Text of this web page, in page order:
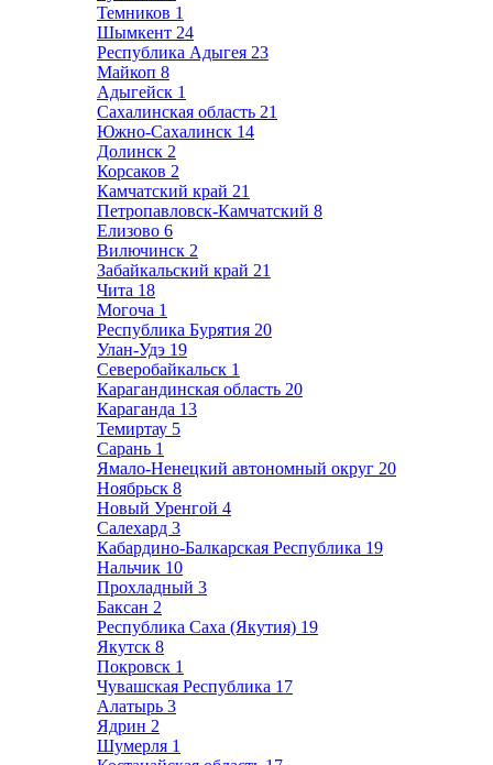
Темников 1
Шымкент 24
Республика Адыгея 23
Майкоп 8
Адыгейск 1
Сахалинская область 21
Южно-Сахалинск 14
Долинск 2
Корсаков 2
Камчатский край 21
Петропавловск-Камчатский 8
Елизово 6
Вилючинск 2
Забайкальский край 21
Чита 18
Могоча 1
Республика Бурятия 20
Улан-Удэ 19
Северобайкальск 1
Карагандинская область 20
Караганда 13
Темиртау 5
Сарань 1
Ямало-Ненецкий автономный округ 20
Ноябрьск 8
Новый Уренгой 4
Салехард 3
Кабардино-Балкарская Республика 19
Нальчик 10
Прохладный 3
Баксан 2
Республика Саха (Якутия) 19
Якутск 8
Покровск 1
Чувашская Республика 17
Алатырь 3
Ядрин 2
Шумерля 1